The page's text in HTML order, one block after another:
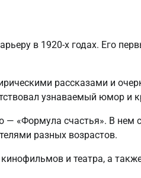
в 1920-х годах. Его
рассказами и
узнаваемый юмор и
«Формула счастья». В нем
разных возрастов.
и театра, а